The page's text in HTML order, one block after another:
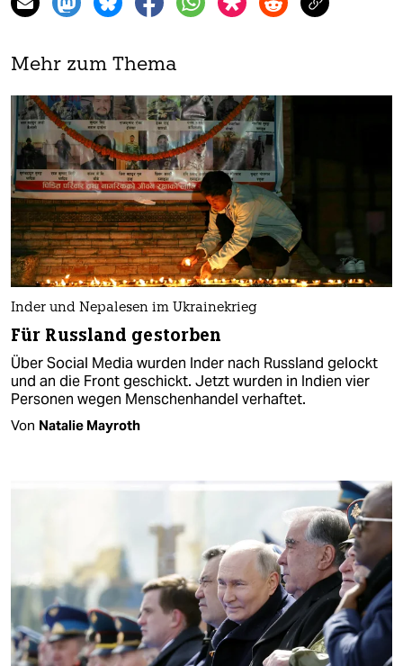
Mehr zum Thema
Inder und Nepalesen im Ukrainekrieg
Für Russland gestorben
Über Social Media wurden Inder nach Russland gelockt
und an die Front geschickt. Jetzt wurden in Indien vier
Personen wegen Menschenhandel verhaftet.
Von Natalie Mayroth